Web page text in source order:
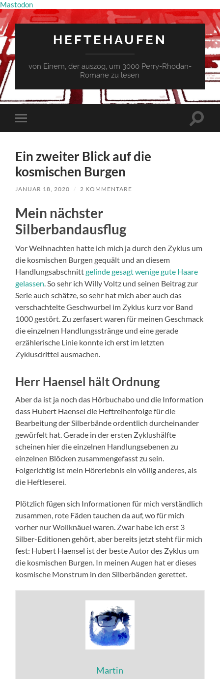
Mastodon
HEFTEHAUFEN
von Einem, der auszog, um 3000 Perry-Rhodan-
Romane zu lesen
Mobile-
Menü
Ein zweiter Blick auf die
kosmischen Burgen
JANUAR 18, 2020 / 2 KOMMENTARE
Mein nächster
Silberbandausflug
Vor Weihnachten hatte ich mich ja durch den Zyklus um
die kosmischen Burgen gequält und an diesem
Handlungsabschnittgelinde gesagt wenige gute Haare
gelassen . So sehr ich Willy Voltz und seinen Beitrag zur
Serie auch schätze, so sehr hat mich aber auch das
verschachtelte Geschwurbel im Zyklus kurz vor Band
1000 gestört. Zu zerfasert waren für meinen Geschmack
die einzelnen Handlungsstränge und eine gerade
erzählerische Linie konnte ich erst im letzten
Zyklusdrittel ausmachen.
Herr Haensel hält Ordnung
Aber da ist ja noch das Hörbuchabo und die Information
dass Hubert Haensel die Heftreihenfolge für die
Bearbeitung der Silberbände ordentlich durcheinander
gewürfelt hat. Gerade in der ersten Zyklushälfte
scheinen hier die einzelnen Handlungsebenen zu
einzelnen Blöcken zusammengefasst zu sein.
Folgerichtig ist mein Hörerlebnis ein völlig anderes, als
die Heftleserei.
Plötzlich fügen sich Informationen für mich verständlich
zusammen, rote Fäden tauchen da auf, wo für mich
vorher nur Wollknäuel waren. Zwar habe ich erst 3
Silber-Editionen gehört, aber bereits jetzt steht für mich
fest: Hubert Haensel ist der beste Autor des Zyklus um
die kosmischen Burgen. In meinen Augen hat er dieses
kosmische Monstrum in den Silberbänden gerettet.
Martin